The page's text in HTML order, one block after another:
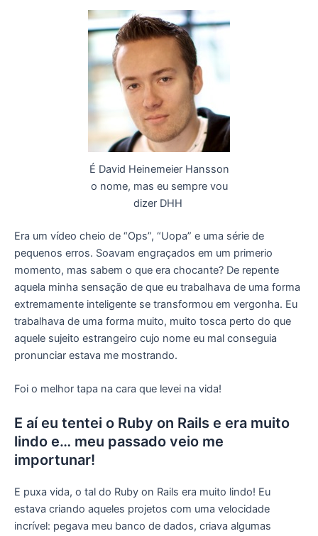
É David Heinemeier Hansson
o nome, mas eu sempre vou
dizer DHH
Era um vídeo cheio de “Ops”, “Uopa” e uma série de
pequenos erros. Soavam engraçados em um primerio
momento, mas sabem o que era chocante? De repente
aquela minha sensação de que eu trabalhava de uma forma
extremamente inteligente se transformou em vergonha. Eu
trabalhava de uma forma muito, muito tosca perto do que
aquele sujeito estrangeiro cujo nome eu mal conseguia
pronunciar estava me mostrando.
Foi o melhor tapa na cara que levei na vida!
E aí eu tentei o Ruby on Rails e era muito
lindo e… meu passado veio me
importunar!
E puxa vida, o tal do Ruby on Rails era muito lindo! Eu
estava criando aqueles projetos com uma velocidade
incrível: pegava meu banco de dados, criava algumas